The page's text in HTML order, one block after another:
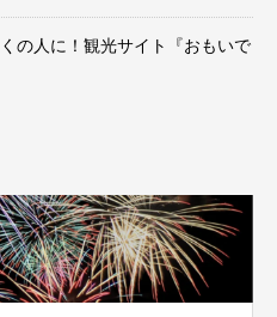
の人に！観光サイト『おもいで